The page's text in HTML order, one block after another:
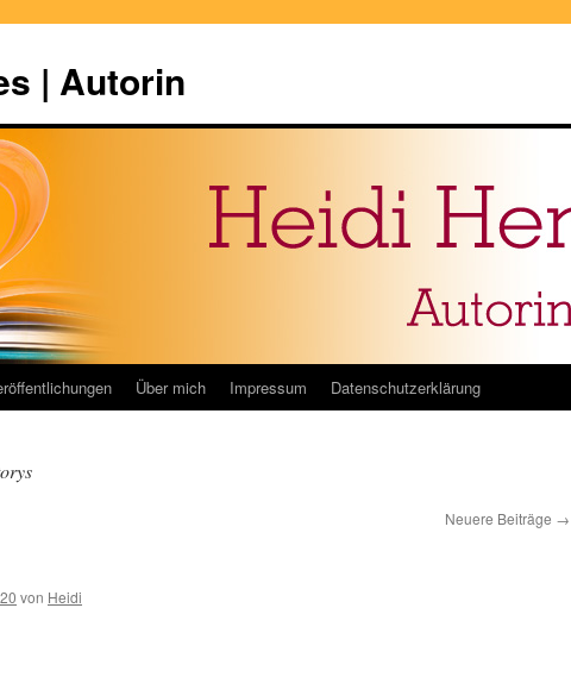
| Autorin
Über mich Impressum Datenschutzerklärung
Neuere Beiträge →
von Heidi